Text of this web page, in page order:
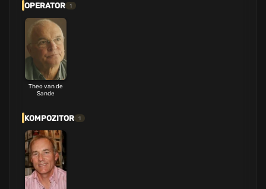
OPERATOR 1
Theo van de
Sande
KOMPOZITOR 1